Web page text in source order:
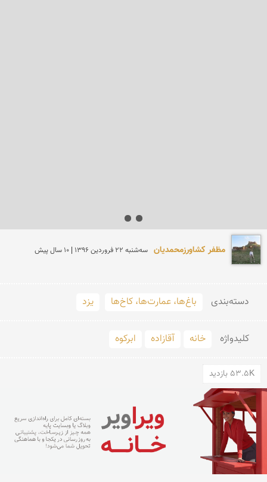
مظفر کشاورزمحمدیان سه‌شنبه 22 فروردين 1396 | 10 سال پیش
دسته‌بندی باغ‌ها، عمارت‌ها، کاخ‌ها یزد
کلید‌واژه خانه آقازاده ابرکوه
53.5K بازدید